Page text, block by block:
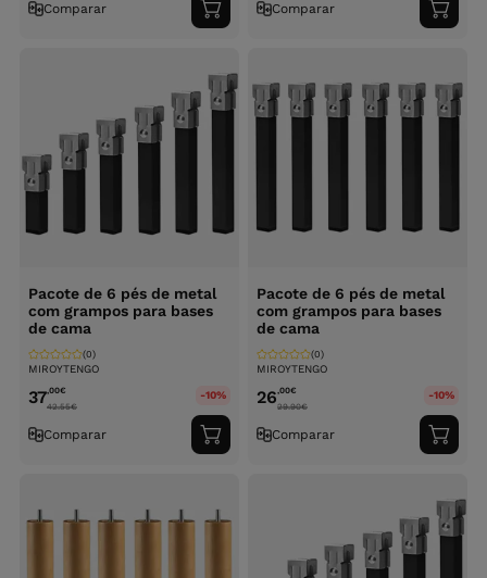
Comparar
Adicionar
ao
Comparar
ao
Pacote de 6 pés de metal
com grampos para bases
de cama
MIROYTENGO
(0)
37,00€
42.55€
-10%
Comparar
Adicionar
ao
Pacote de 6 pés de metal
com grampos para bases
de cama
MIROYTENGO
(0)
26,00€
29.90€
-10%
Comparar
ao